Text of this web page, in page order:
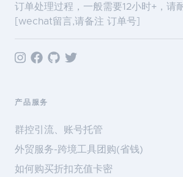
订单处理过程，一般需要12小时+，请
[wechat留言,请备注 订单号]
产品服务
群控引流、账号托管
外贸服务-跨境工具团购(省钱)
如何购买折扣充值卡密